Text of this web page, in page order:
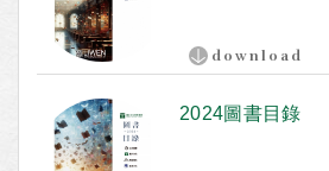
download
2024圖書目錄